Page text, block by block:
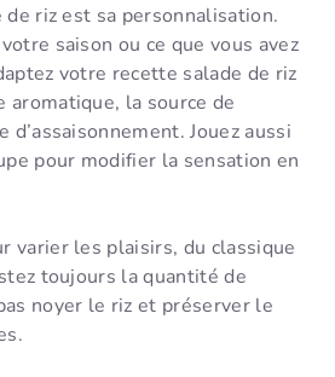
de riz est sa personnalisation.
saison ou ce que vous avez
votre recette salade de riz
aromatique, la source de
Jouez aussi
pour modifier la sensation en
varier les plaisirs, du classique
toujours la quantité de
noyer le riz et préserver le